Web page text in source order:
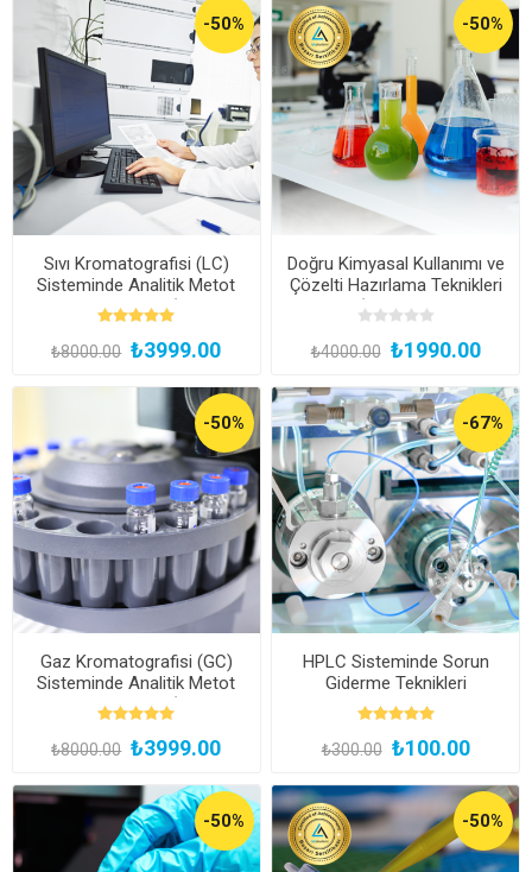
-50%
Sıvı Kromatografisi (LC)
Sisteminde Analitik Metot
Geliştirme Eğitimi (Kayıttan
Hemen İzle)
₺8000.00 ₺3999.00
-50%
Doğru Kimyasal Kullanımı ve
Çözelti Hazırlama Teknikleri
Eğitimi (Kayıttan Hemen
İzle)
₺4000.00 ₺1990.00
-50%
Gaz Kromatografisi (GC)
Sisteminde Analitik Metot
Geliştirme Eğitimi (Kayıttan
Hemen İzle)
₺8000.00 ₺3999.00
-67%
HPLC Sisteminde Sorun
Giderme Teknikleri
₺300.00 ₺100.00
-50% -50%